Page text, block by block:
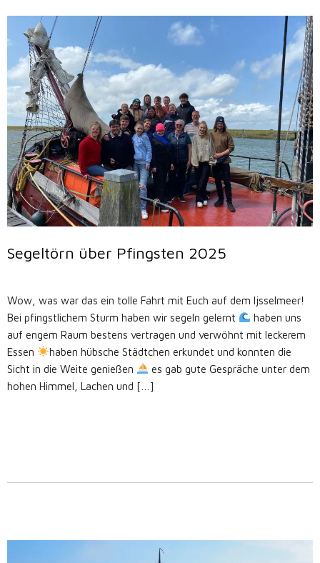
Segeltörn über Pfingsten 2025
Wow, was war das ein tolle Fahrt mit Euch auf dem Ijsselmeer!
Bei pfingstlichem Sturm haben wir segeln gelernt
haben uns
auf engem Raum bestens vertragen und verwöhnt mit leckerem
Essen
haben hübsche Städtchen erkundet und konnten die
Sicht in die Weite genießen
es gab gute Gespräche unter dem
hohen Himmel, Lachen und […]